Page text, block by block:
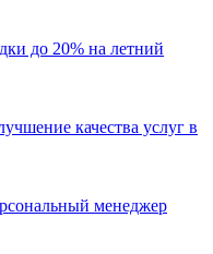
до 20% на летний
качества услуг в
менеджер